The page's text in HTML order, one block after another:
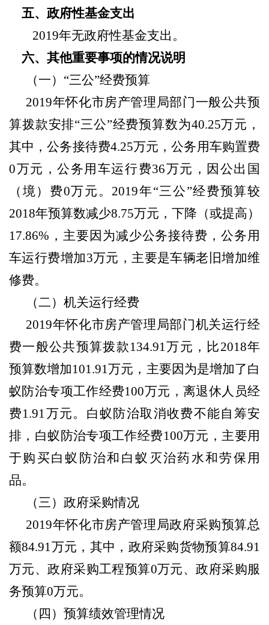
五、政府性基金支出
2019年无政府性基金支出 。
六、其他重要事项的情况说明
（一） “三公”经费预算
2019年怀化市房产管理局部门一般公共预
算拨款安排“三公”经费预算数为40.25万元，
其中，公务接待费4.25万元，公务用车购置费
0万元，公务用车运行费36万元，因公出国
（境）费0万元。2019年“三公”经费预算较
2018年预算数减少8.75万元，下降（或提高）
17.86%，主要因为减少公务接待费，公务用
车运行费增加3万元，主要是车辆老旧增加维
修费。
（二）机关运行经费
2019年怀化市房产管理局部门机关运行经
费一般公共预算拨款134.91万元，比2018年
预算数增加101.91万元，主要因为是增加了白
蚁防治专项工作经费100万元，离退休人员经
费1.91万元。白蚁防治取消收费不能自筹安
排，白蚁防治专项工作经费100万元，主要用
于购买白蚁防治和白蚁灭治药水和劳保用
品。
（三）政府采购情况
2019年怀化市房产管理局政府采购预算总
额84.91万元，其中，政府采购货物预算84.91
万元、政府采购工程预算0万元、政府采购服
务预算0万元。
（四）预算绩效管理情况